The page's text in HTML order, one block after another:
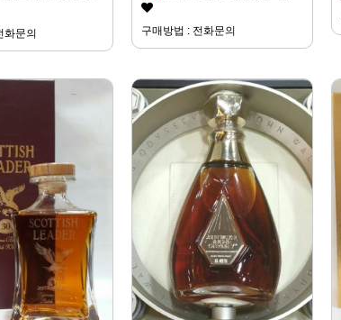
화문의 구매방법 : 전화문의